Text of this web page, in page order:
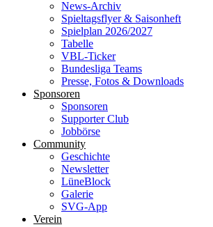
News-Archiv
Spieltagsflyer & Saisonheft
Spielplan 2026/2027
Tabelle
VBL-Ticker
Bundesliga Teams
Presse, Fotos & Downloads
Sponsoren
Sponsoren
Supporter Club
Jobbörse
Community
Geschichte
Newsletter
LüneBlock
Galerie
SVG-App
Verein